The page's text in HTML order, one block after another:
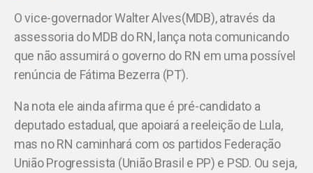
O vice-governador Walter Alves(MDB), através da
assessoria do MDB do RN, lança nota comunicando
que não assumirá o governo do RN em uma possível
renúncia de Fátima Bezerra (PT).
Na nota ele ainda afirma que é pré-candidato a
deputado estadual, que apoiará a reeleição de Lula,
mas no RN caminhará com os partidos Federação
União Progressista (União Brasil e PP) e PSD. Ou seja,